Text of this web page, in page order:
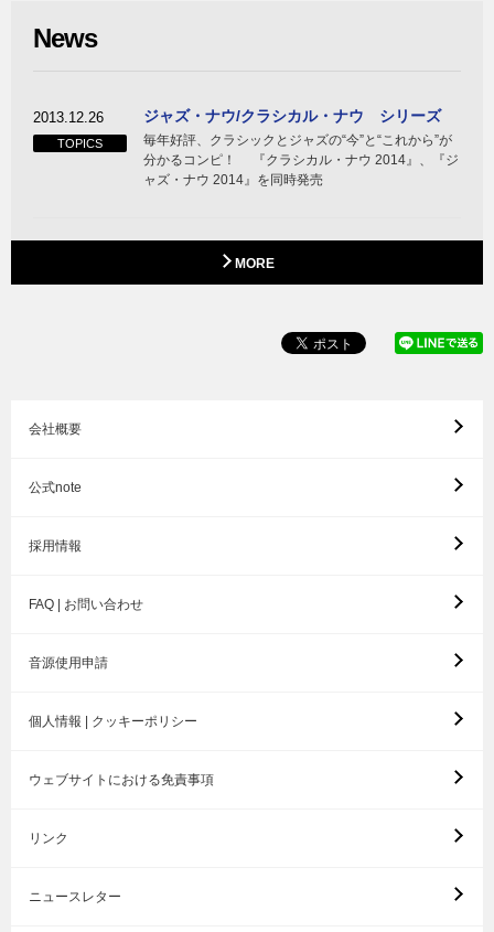
News
2013.12.26
TOPICS
ジャズ・ナウ/クラシカル・ナウ シリーズ
毎年好評、クラシックとジャズの“今”と“これから”が
分かるコンピ！ 『クラシカル・ナウ 2014』、『ジ
ャズ・ナウ 2014』を同時発売
MORE
会社概要
公式note
採用情報
FAQ | お問い合わせ
音源使用申請
個人情報 | クッキーポリシー
ウェブサイトにおける免責事項
リンク
ニュースレター